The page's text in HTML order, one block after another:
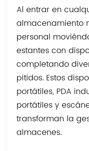
Al entrar en
almacenamiento
personal
estantes con
completando
pitidos. Estos
portátiles, PDA
portátiles y
transforman la
almacenes.